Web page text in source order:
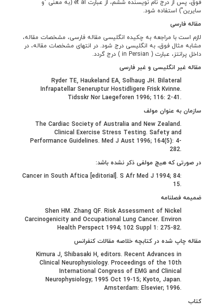
فوق، پس از درج نام نویسنده ششم، از عبارت et al (به معنی "و
سایرین") استفاده شود.
مقاله فارسی
لازم است با مراجعه به چکیده انگلیسی مقاله فارسی، مشخصات مقاله،
مشابه مثال فوق، به انگلیسی درج شود. در انتهای مشخصات مقاله، در
داخل پرانتز، عبارت ( in Persian ) درج گردد.
مقاله غیر انگلیسی و غیر فارسی
Ryder TE, Haukeland EA, Solhaug JH. Bilateral
Infrapatellar Seneruptur Hostidligere Frisk Kvinne.
Tidsskr Nor Laegeforen 1996; 116: 2-41.
سازمان به عنوان مولف
The Cardiac Society of Australia and New Zealand.
Clinical Exercise Stress Testing. Safety and
Performance Guidelines. Med J Aust 1996; 164(5): 4-
282.
در صورتی که هیچ مولفی ذکر نشده باشد:
Cancer in South Aftica [editorial]. S Afr Med J 1994; 84:
15.
ضمیمه فصلنامه
Shen HM. Zhang QF. Risk Assessment of Nickel
Carcinogenicity and Occupational Lung Cancer. Environ
Health Perspect 1994; 102 Suppl 1: 275-82.
مقاله چاپ شده در کتابچه خلاصه مقالات کنفرانس
Kimura J, Shibasaki H, editors. Recent Advances in
Clinical Neurophysiology. Proceedings of the 10th
International Congress of EMG and Clinical
Neurophysiology; 1995 Oct 19-15; Kyoto, Japan.
Amsterdam: Elsevier; 1996.
کتاب